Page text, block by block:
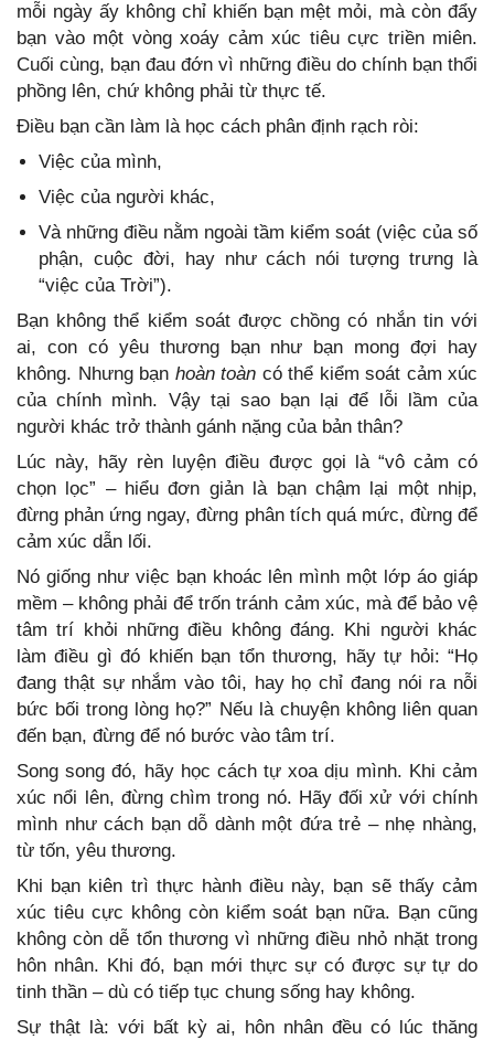
mỗi ngày ấy không chỉ khiến bạn mệt mỏi, mà còn đẩy
bạn vào một vòng xoáy cảm xúc tiêu cực triền miên.
Cuối cùng, bạn đau đớn vì những điều do chính bạn thổi
phồng lên, chứ không phải từ thực tế.
Điều bạn cần làm là học cách phân định rạch ròi:
Việc của mình,
Việc của người khác,
Và những điều nằm ngoài tầm kiểm soát (việc của số
phận, cuộc đời, hay như cách nói tượng trưng là
“việc của Trời”).
Bạn không thể kiểm soát được chồng có nhắn tin với
ai, con có yêu thương bạn như bạn mong đợi hay
không. Nhưng bạn hoàn toàn có thể kiểm soát cảm xúc
của chính mình. Vậy tại sao bạn lại để lỗi lầm của
người khác trở thành gánh nặng của bản thân?
Lúc này, hãy rèn luyện điều được gọi là “vô cảm có
chọn lọc” – hiểu đơn giản là bạn chậm lại một nhịp,
đừng phản ứng ngay, đừng phân tích quá mức, đừng để
cảm xúc dẫn lối.
Nó giống như việc bạn khoác lên mình một lớp áo giáp
mềm – không phải để trốn tránh cảm xúc, mà để bảo vệ
tâm trí khỏi những điều không đáng. Khi người khác
làm điều gì đó khiến bạn tổn thương, hãy tự hỏi: “Họ
đang thật sự nhắm vào tôi, hay họ chỉ đang nói ra nỗi
bức bối trong lòng họ?” Nếu là chuyện không liên quan
đến bạn, đừng để nó bước vào tâm trí.
Song song đó, hãy học cách tự xoa dịu mình. Khi cảm
xúc nổi lên, đừng chìm trong nó. Hãy đối xử với chính
mình như cách bạn dỗ dành một đứa trẻ – nhẹ nhàng,
từ tốn, yêu thương.
Khi bạn kiên trì thực hành điều này, bạn sẽ thấy cảm
xúc tiêu cực không còn kiểm soát bạn nữa. Bạn cũng
không còn dễ tổn thương vì những điều nhỏ nhặt trong
hôn nhân. Khi đó, bạn mới thực sự có được sự tự do
tinh thần – dù có tiếp tục chung sống hay không.
Sự thật là: với bất kỳ ai, hôn nhân đều có lúc thăng